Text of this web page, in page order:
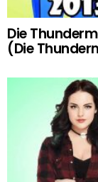
Die
(Die